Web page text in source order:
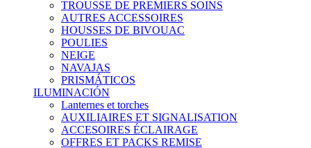
TROUSSE DE PREMIERS SOINS
AUTRES ACCESSOIRES
HOUSSES DE BIVOUAC
POULIES
NEIGE
NAVAJAS
PRISMÁTICOS
ILUMINACIÓN
Lanternes et torches
AUXILIAIRES ET SIGNALISATION
ACCESOIRES ÉCLAIRAGE
OFFRES ET PACKS REMISE